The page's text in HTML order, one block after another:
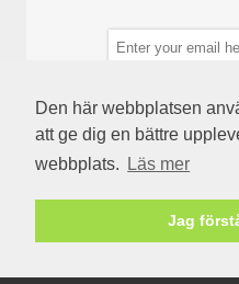
Den här webbplatsen
att ge dig en bättre
webbplats.
Läs mer
Jag
Powered by